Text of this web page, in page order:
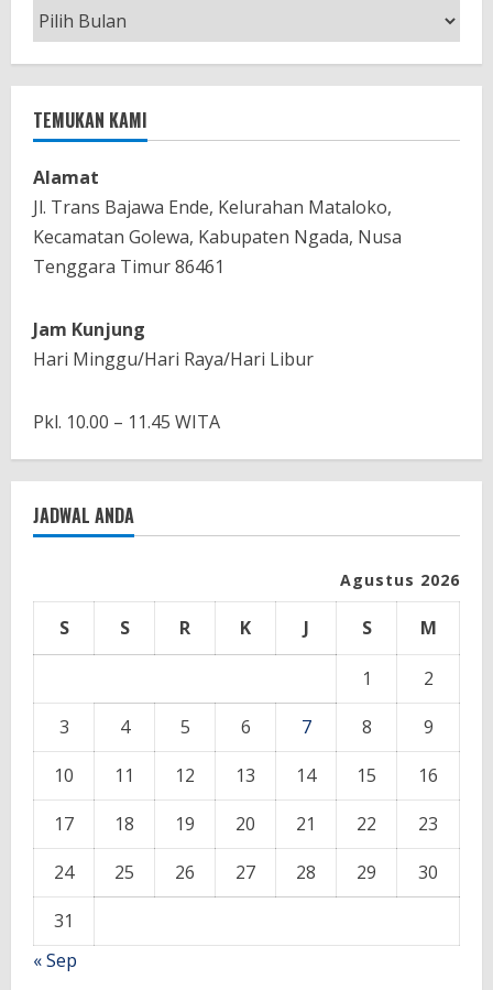
Berita
Bulanan
TEMUKAN KAMI
Alamat
Jl. Trans Bajawa Ende, Kelurahan Mataloko,
Kecamatan Golewa, Kabupaten Ngada, Nusa
Tenggara Timur 86461
Jam Kunjung
Hari Minggu/Hari Raya/Hari Libur
Pkl. 10.00 – 11.45 WITA
JADWAL ANDA
Agustus 2026
S S R K J S M
1
2
3
4 5 6 7 8
9
10
11 12 13 14 15
16
17
18 19 20 21 22
23
24
25 26 27 28 29
30
31
« Sep